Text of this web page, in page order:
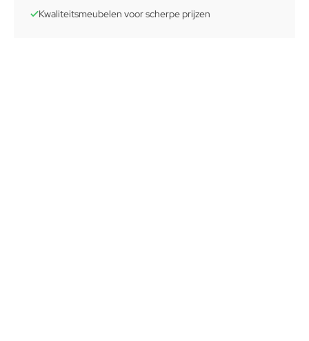
Kwaliteitsmeubelen voor scherpe prijzen